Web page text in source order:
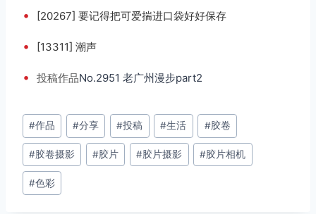
• [20267] 要记得把可爱揣进口袋好好保存
• [13311] 潮声
• 投稿作品No.2951 老广州漫步part2
文
章
标
签：
#作品 #分享 #投稿 #生活 #胶卷
#胶卷摄影 #胶片 #胶片摄影 #胶片相机
#色彩